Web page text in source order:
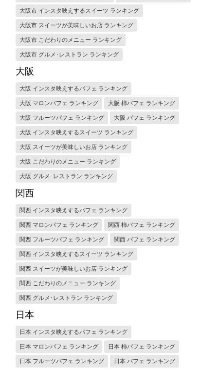
大阪市 インスタ映えするスイーツ ランキング
大阪市 スイーツが美味しいお店 ランキング
大阪市 こだわりのメニュー ランキング
大阪市 グルメ･レストラン ランキング
大阪
大阪 インスタ映えするパフェ ランキング
大阪 マロンパフェ ランキング 大阪 柿パフェ ランキング
大阪 フルーツパフェ ランキング 大阪 パフェ ランキング
大阪 インスタ映えするスイーツ ランキング
大阪 スイーツが美味しいお店 ランキング
大阪 こだわりのメニュー ランキング
大阪 グルメ･レストラン ランキング
関西
関西 インスタ映えするパフェ ランキング
関西 マロンパフェ ランキング 関西 柿パフェ ランキング
関西 フルーツパフェ ランキング 関西 パフェ ランキング
関西 インスタ映えするスイーツ ランキング
関西 スイーツが美味しいお店 ランキング
関西 こだわりのメニュー ランキング
関西 グルメ･レストラン ランキング
日本
日本 インスタ映えするパフェ ランキング
日本 マロンパフェ ランキング 日本 柿パフェ ランキング
日本 フルーツパフェ ランキング 日本 パフェ ランキング